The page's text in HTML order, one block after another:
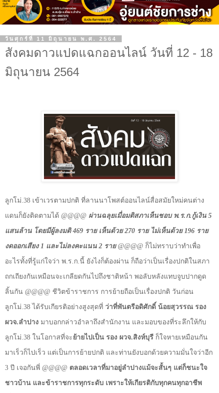
วันศุกร์ที่ 11 มิถุนายน พ.ศ. 2564
สังคมดาวแปดแฉกออนไลน์ วันที่ 12 - 18
มิถุนายน 2564
ลูกโม่. 38 เข้าเวรตามปกติ ที่ลานนาโพสต์ออนไลน์สื่อสมัยใหม่คนต่าง
แดนก็ยังติดตามได้ @@@@ ผ่านฉลุยเมื่อมติสภาเห็นชอบ พ.ร.ก.กู้เงิน5
แสนล้าน โดยมีผู้ลงมติ469 ราย เห็นด้วย270 ราย ไม่เห็นด้วย 196 ราย
งดออกเสียง1 และไม่ลงคะแนน2 ราย @@@@ ก็ไม่ทราบว่าทำเพื่อ
อะไรทั้งที่รู้แก่ใจว่า พ.ร.ก.นี้ ยังไงก็ต้องผ่าน ก็ถือว่าเป็นเรื่องปกติในสภา
ถกเถียงกันเหมือนจะเกลียดกันไปถึงชาติหน้า พอลับหลังแทบจูบปากดูด
ลิ้นกัน @@@@ ชีวิตข้าราชการ การย้ายถือเป็นเรื่องปกติ วันก่อน
ลูกโม่. 38 ได้รับเกียรติอย่างสูงสุดที่ ว่าที่พันตรีอดิศักดิ์ น้อยสุวรรณ รอง
ผวจ.ลำปาง มาบอกกล่าวอำลาถึงสำนักงาน และมอบของที่ระลึกให้กับ
ลูกโม่. 38 ในโอกาสที่จะ ย้ายไปเป็น รอง ผวจ.สิงห์บุรี ก็ใจหายเหมือนกัน
มาเร็วก็ไปเร็ว แต่เป็นการย้ายปกติ และท่านยังบอกด้วยความมั่นใจว่าอีก
3 ปี เจอกันพี่ @@@@ ตลอดเวลาที่มาอยู่ลำปางแม้จะสั้นๆ แต่ก็ชนะใจ
ชาวบ้าน และข้าราชการทุกระดับ เพราะให้เกียรติกับทุกคนทุกอาชีพ